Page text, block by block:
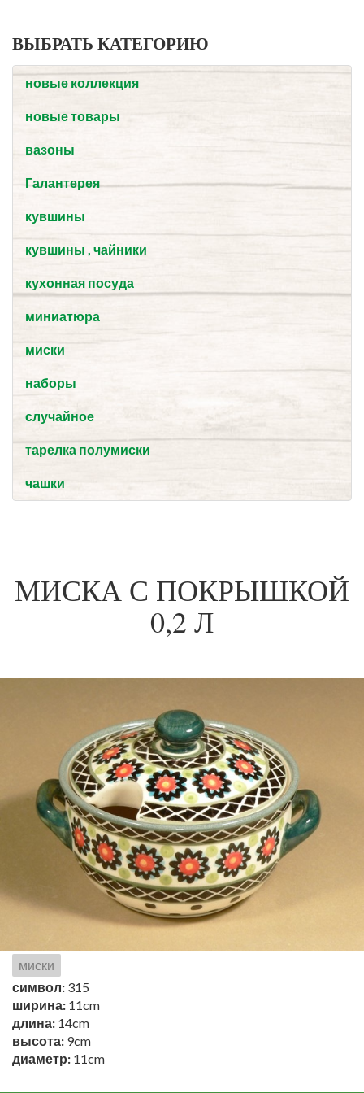
ВЫБРАТЬ КАТЕГОРИЮ
новые коллекция
новые товары
вазоны
Галантерея
кувшины
кувшины , чайники
кухонная посуда
миниатюра
миски
наборы
случайное
тарелка полумиски
чашки
МИСКА С ПОКРЫШКОЙ
0,2 Л
миски
символ: 315
ширина: 11cm
длина: 14cm
высота: 9cm
диаметр: 11cm